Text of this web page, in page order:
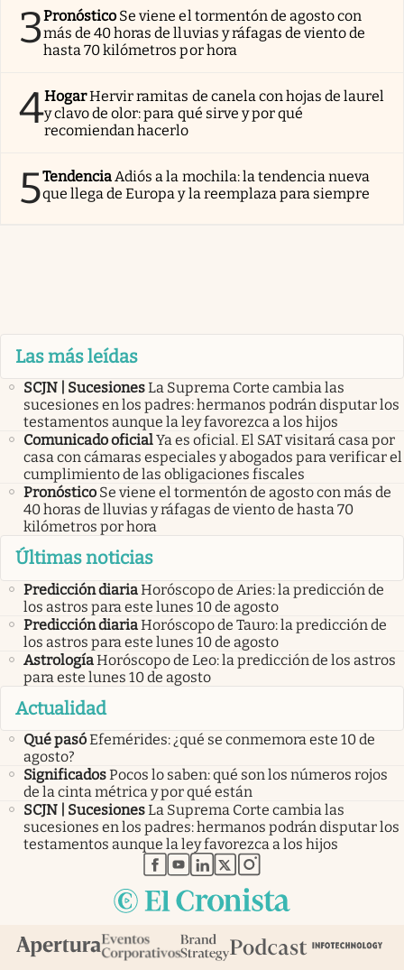
3Pronóstico Se viene el tormentón de agosto con
más de 40 horas de lluvias y ráfagas de viento de
hasta 70 kilómetros por hora
4HogarHervir ramitas de canela con hojas de laurel
y clavo de olor: para qué sirve y por qué
recomiendan hacerlo
5Tendencia Adiós a la mochila: la tendencia nueva
que llega de Europa y la reemplaza para siempre
Las más leídas
SCJN | SucesionesLa Suprema Corte cambia las
sucesiones en los padres: hermanos podrán disputar los
testamentos aunque la ley favorezca a los hijos
Comunicado oficialYa es oficial. El SAT visitará casa por
casa con cámaras especiales y abogados para verificar el
cumplimiento de las obligaciones fiscales
Pronóstico Se viene el tormentón de agosto con más de
40 horas de lluvias y ráfagas de viento de hasta 70
kilómetros por hora
Últimas noticias
Predicción diariaHoróscopo de Aries: la predicción de
los astros para este lunes 10 de agosto
Predicción diariaHoróscopo de Tauro: la predicción de
los astros para este lunes 10 de agosto
AstrologíaHoróscopo de Leo: la predicción de los astros
para este lunes 10 de agosto
Actualidad
Qué pasóEfemérides: ¿qué se conmemora este 10 de
agosto?
SignificadosPocos lo saben: qué son los números rojos
de la cinta métrica y por qué están
SCJN | SucesionesLa Suprema Corte cambia las
sucesiones en los padres: hermanos podrán disputar los
testamentos aunque la ley favorezca a los hijos
abre en nueva pestaña
abre en nueva pestaña
abre en nueva pestaña
abre en nueva pestaña
abre en nueva pestaña